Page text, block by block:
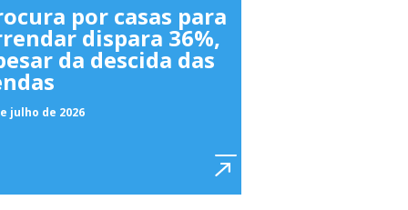
por casas para
dispara 36%,
da descida das
julho de 2026